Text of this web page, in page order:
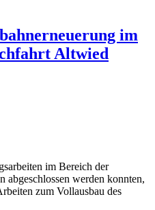
im
Altwied
im Bereich der
werden konnten,
zum Vollausbau des